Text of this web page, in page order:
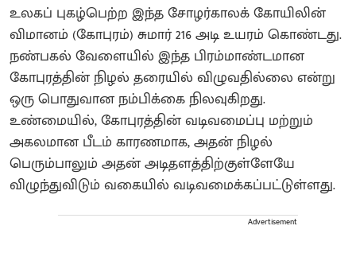
​உலகப் புகழ்பெற்ற இந்த சோழர்காலக் கோயிலின்
விமானம் (கோபுரம்) சுமார் 216 அடி உயரம் கொண்டது.
நண்பகல் வேளையில் இந்த பிரம்மாண்டமான
கோபுரத்தின் நிழல் தரையில் விழுவதில்லை என்று
ஒரு பொதுவான நம்பிக்கை நிலவுகிறது.
உண்மையில், கோபுரத்தின் வடிவமைப்பு மற்றும்
அகலமான பீடம் காரணமாக, அதன் நிழல்
பெரும்பாலும் அதன் அடிதளத்திற்குள்ளேயே
விழுந்துவிடும் வகையில் வடிவமைக்கப்பட்டுள்ளது.
Advertisement